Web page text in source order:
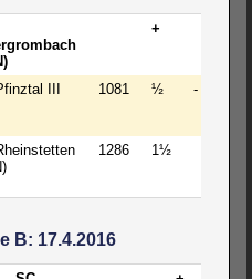
+
III 1081 ½ -
1286 1½
B: 17.4.2016